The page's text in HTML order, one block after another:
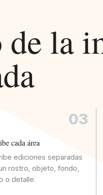
la
03
cada área
ediciones separadas
rostro, objeto, fondo,
o detalle.